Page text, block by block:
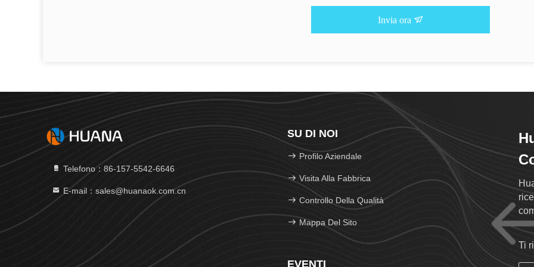
Invia ora
Telefono：86-157-5542-6646
E-mail：sales@huanaok.com.cn
SU DI NOI
Profilo Aziendale
Visita Alla Fabbrica
Controllo Della Qualità
Mappa Del Sito
EVENTI
Ti